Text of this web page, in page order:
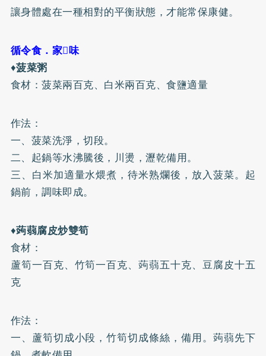
讓身體處在一種相對的平衡狀態，才能常保康健。
循令食．家味
♦菠菜粥
食材：菠菜兩百克、白米兩百克、食鹽適量
作法：
一、菠菜洗淨，切段。
二、起鍋等水沸騰後，川燙，瀝乾備用。
三、白米加適量水煨煮，待米熟爛後，放入菠菜。起
鍋前，調味即成。
♦蒟蒻腐皮炒雙筍
食材：
蘆筍一百克、竹筍一百克、蒟蒻五十克、豆腐皮十五
克
作法：
一、蘆筍切成小段，竹筍切成條絲，備用。蒟蒻先下